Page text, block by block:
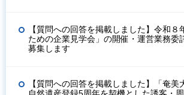
【質問への回答を掲載しました】令和８
ための企業見学会」の開催・運営業務委
募集します
【質問への回答を掲載しました】「奄美